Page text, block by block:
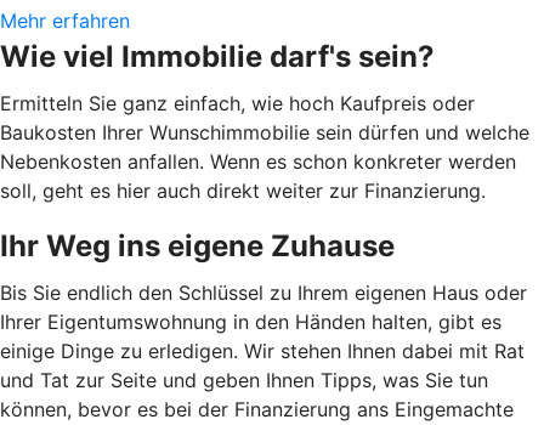
Mehr erfahren
Wie viel Immobilie darf's sein?
Ermitteln Sie ganz einfach, wie hoch Kaufpreis oder
Baukosten Ihrer Wunschimmobilie sein dürfen und welche
Nebenkosten anfallen. Wenn es schon konkreter werden
soll, geht es hier auch direkt weiter zur Finanzierung.
Ihr Weg ins eigene Zuhause
Bis Sie endlich den Schlüssel zu Ihrem eigenen Haus oder
Ihrer Eigentumswohnung in den Händen halten, gibt es
einige Dinge zu erledigen. Wir stehen Ihnen dabei mit Rat
und Tat zur Seite und geben Ihnen Tipps, was Sie tun
können, bevor es bei der Finanzierung ans Eingemachte